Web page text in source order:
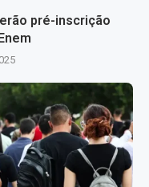
pré-inscrição